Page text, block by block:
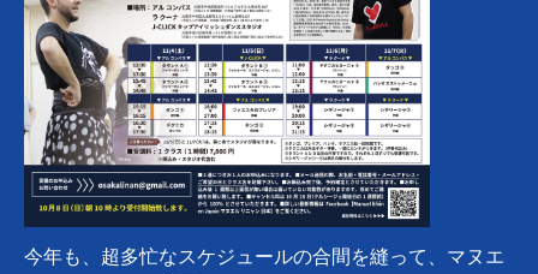
今年も、超多忙なスケジュールの合間を縫って、マヌエ